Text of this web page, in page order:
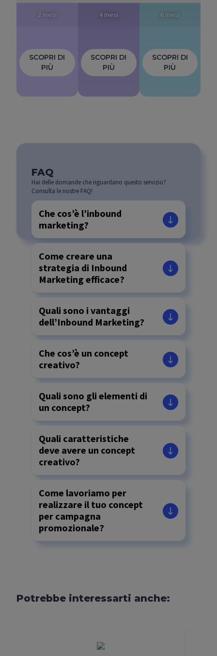
2 mesi 4 mesi 6 mesi
SCOPRI DI
PIÙ
SCOPRI DI
PIÙ
SCOPRI DI
PIÙ
FAQ
Hai delle domande che riguardano questo servizio?
Consulta le nostre FAQ!
Che cos’è l’inbound
marketing?
Come creare una
strategia di Inbound
Marketing efficace?
Quali sono i vantaggi
dell’Inbound Marketing?
Che cos’è un concept
creativo?
Quali sono gli elementi di
un concept?
Quali caratteristiche
deve avere un concept
creativo?
Come lavoriamo per
realizzare il tuo concept
per campagna
promozionale?
Potrebbe interessarti anche: